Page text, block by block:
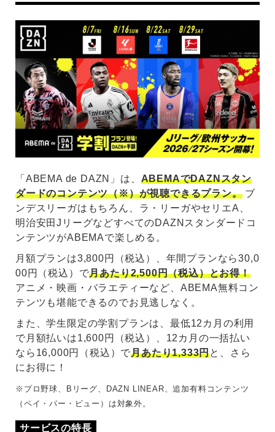
「ABEMA de DAZN」は、 ABEMAでDAZNスタン
ダードのコンテンツ（※）が視聴できるプラン。ブ
ンデスリーガはもちろん、ラ・リーガやセリエA、
明治安田JリーグなどすべてのDAZNスタンダードコ
ンテンツがABEMAで楽しめる。
月額プランは3,800円（税込）、年間プランなら30,0
00円（税込）で月あたり2,500円（税込）とお得！
アニメ・映画・バラエティーなど、ABEMA無料コン
テンツも堪能できるのでお見逃しなく。
また、学生限定の学割プランは、最低12カ月の利用
で月額払いは1,600円（税込）、12カ月の一括払い
なら16,000円（税込）で月あたり1,333円と、さら
にお得に！
※プロ野球、Bリーグ、DAZN LINEAR、追加有料コンテンツ
（ペイ・パー・ビュー）は対象外。